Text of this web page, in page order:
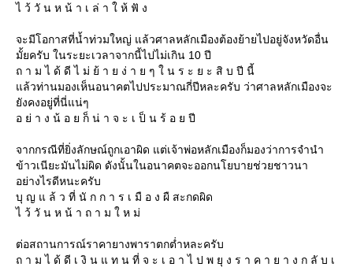
ไ ว้ วั น ห น้ า เ ล่ า ใ ห้ ฟั ง
จะมีโอกาสที่น้ำท่วมใหญ่ แล้วศาลหลักเมืองต้องย้ายไปอยู่จังหวัดอื่น
มั้ยครับ ในระยะเวลาจากนี้ไปไม่เกิน 10 ปี
ถ า ม ไ ด้ ดี ไ ม่ ย้ า ย ง่ า ย ๆ ใ น ร ะ ย ะ สิ บ ปี นี้
ล้วท่านมองเห็นอนาคตไปประมาณกี่ปีหละครับ ว่าศาลหลักเมืองจะ
ังคงอยู่ที่นี่แน่ๆ
อ ย่ า ง น้ อ ย ก็ น่ า จ ะ เ ป็ น ร้ อ ย ปี
จากกรณีที่ยิ่งลักษณ์ถูกเอาผิด แต่เจ้าพ่อหลักเมืองก็มองว่าการจำนำ
ข้าวเนียะมันไม่ผิด ดังนั้นในอนาคตจะออกนโยบายช่วยชาวนา
อย่างไรดีหนะครับ
บุ ญ แ ล้ ว ที่ นั ก ก า ร เ มื อ ง ผื สะกดผิด
ไ ว้ วั น ห น้ า ถ า ม ใ ห ม่
ต่อสถานการณ์ราคายางพาราตกต่ำหละครับ
ถ า ม ไ ด้ ดี เ งิ น แ ท น ที่ จ ะ เ อ า ไ ป พ ยุ ง ร า ค า ย า ง ก ลั บ เ